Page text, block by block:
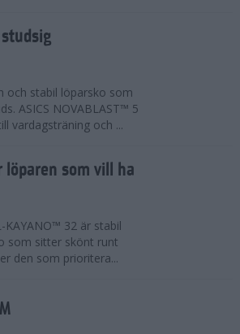
och stabil löparsko som
ASICS NOVABLAST™ 5
vardagsträning och ...
löparen som vill ha
KAYANO™ 32 är stabil
som sitter skönt runt
den som prioritera...